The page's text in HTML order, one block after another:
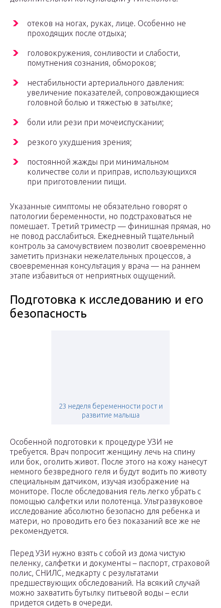
отеков на ногах, руках, лице. Особенно не
проходящих после отдыха;
головокружения, сонливости и слабости,
помутнения сознания, обмороков;
нестабильности артериального давления:
увеличение показателей, сопровождающиеся
головной болью и тяжестью в затылке;
боли или рези при мочеиспускании;
резкого ухудшения зрения;
постоянной жажды при минимальном
количестве соли и приправ, использующихся
при приготовлении пищи.
Указанные симптомы не обязательно говорят о
патологии беременности, но подстраховаться не
помешает. Третий триместр — финишная прямая, но
не повод расслабиться. Ежедневный тщательный
контроль за самочувствием позволит своевременно
заметить признаки нежелательных процессов, а
своевременная консультация у врача — на раннем
этапе избавиться от неприятных ощущений.
Подготовка к исследованию и его
безопасность
23 неделя беременности рост и
развитие малыша
Особенной подготовки к процедуре УЗИ не
требуется. Врач попросит женщину лечь на спину
или бок, оголить живот. После этого на кожу нанесут
немного безвредного геля и будут водить по животу
специальным датчиком, изучая изображение на
мониторе. После обследования гель легко убрать с
помощью салфетки или полотенца. Ультразвуковое
исследование абсолютно безопасно для ребенка и
матери, но проводить его без показаний все же не
рекомендуется.
Перед УЗИ нужно взять с собой из дома чистую
пеленку, салфетки и документы – паспорт, страховой
полис, СНИЛС, медкарту с результатами
предшествующих обследований. На всякий случай
можно захватить бутылку питьевой воды – если
придется сидеть в очереди.